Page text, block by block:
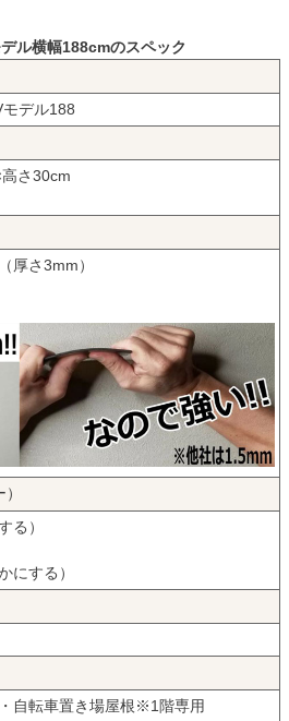
ル横幅188cmのスペック
デル188
さ30cm
厚さ3mm）
る）
にする）
自転車置き場屋根※1階専用